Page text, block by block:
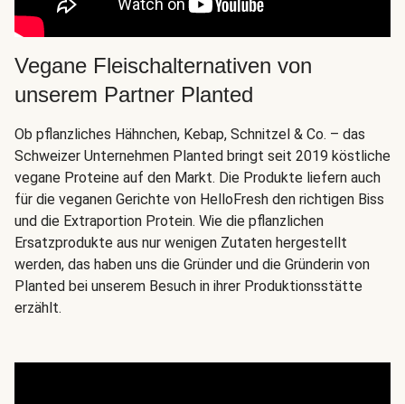
Vegane Fleischalternativen von
unserem Partner Planted
Ob pflanzliches Hähnchen, Kebap, Schnitzel & Co. – das
Schweizer Unternehmen Planted bringt seit 2019 köstliche
vegane Proteine auf den Markt. Die Produkte liefern auch
für die veganen Gerichte von HelloFresh den richtigen Biss
und die Extraportion Protein. Wie die pflanzlichen
Ersatzprodukte aus nur wenigen Zutaten hergestellt
werden, das haben uns die Gründer und die Gründerin von
Planted bei unserem Besuch in ihrer Produktionsstätte
erzählt.